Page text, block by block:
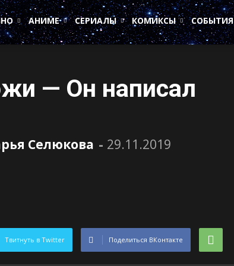
АНИМЕ СЕРИАЛЫ КОМИКСЫ СОБЫТИЯ
— Он написал
Селюкова - 29.11.2019
Твитнуть в Twitter Поделиться ВКонтакте